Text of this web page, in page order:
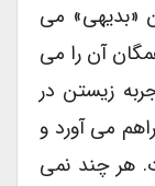
«بدیهی» می
آن را می
زیستن در
می آورد و
هر چند نمی